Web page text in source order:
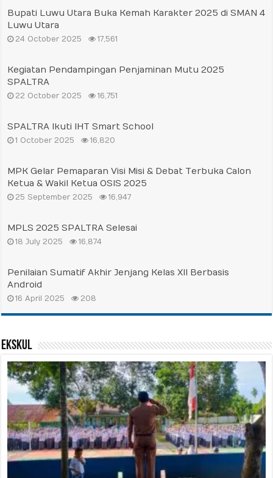
Bupati Luwu Utara Buka Kemah Karakter 2025 di SMAN 4
Luwu Utara
24 October 2025 17,561
Kegiatan Pendampingan Penjaminan Mutu 2025
SPALTRA
22 October 2025 16,751
SPALTRA Ikuti IHT Smart School
1 October 2025 16,820
MPK Gelar Pemaparan Visi Misi & Debat Terbuka Calon
Ketua & Wakil Ketua OSIS 2025
25 September 2025 16,947
MPLS 2025 SPALTRA Selesai
18 July 2025 16,874
Penilaian Sumatif Akhir Jenjang Kelas XII Berbasis
Android
16 April 2025 208
Ekskul